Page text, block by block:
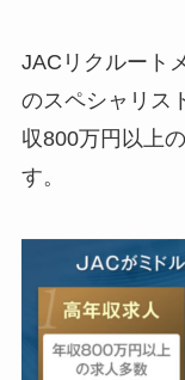
JACリクルート
のスペシャリス
収800万円以上の
す。